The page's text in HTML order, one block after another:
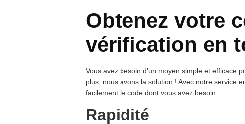
Obtenez votre
vérification en
Vous avez besoin d’un moyen simple et efficace
plus, nous avons la solution ! Avec notre service
facilement le code dont vous avez besoin.
Rapidité